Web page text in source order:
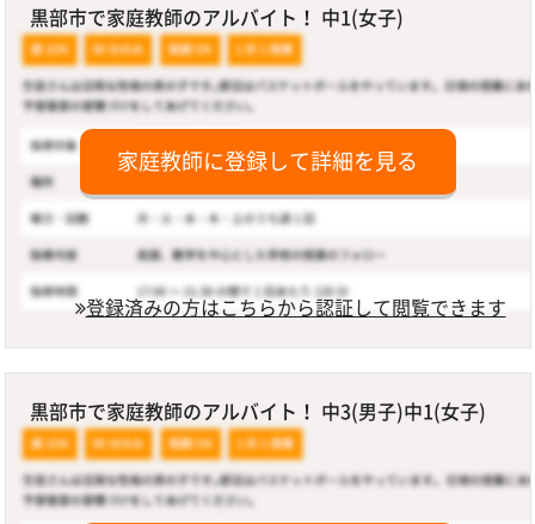
黒部市で家庭教師のアルバイト！ 中1(女子)
家庭教師に登録して詳細を見る
登録済みの方はこちらから認証して閲覧できます
黒部市で家庭教師のアルバイト！ 中3(男子)中1(女子)